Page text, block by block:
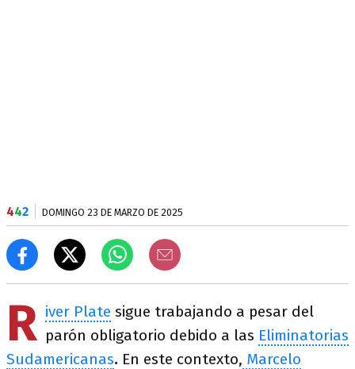
442 DOMINGO 23 DE MARZO DE 2025
R iver Plate sigue trabajando a pesar del
parón obligatorio debido a las Eliminatorias
Sudamericanas. En este contexto, Marcelo